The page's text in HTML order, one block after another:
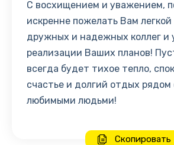
С восхищением и уважением,
искренне пожелать Вам
дружных и надежных коллег и
реализации Ваших планов!
всегда будет тихое тепло,
счастье и долгий отдых рядом
любимыми людьми!
Скопировать